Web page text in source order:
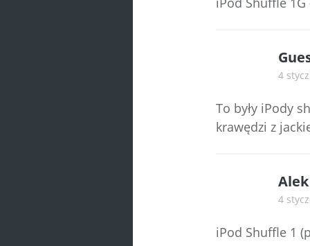
4
To były iPody
krawędzi z
4
iPod Shuffle 1